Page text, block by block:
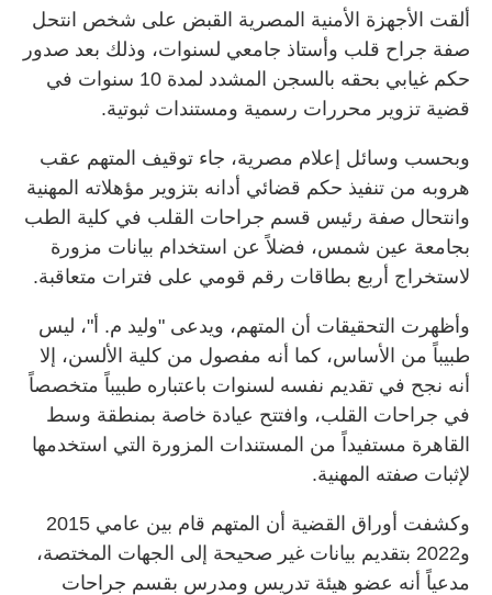
ألقت الأجهزة الأمنية المصرية القبض على شخص انتحل
صفة جراح قلب وأستاذ جامعي لسنوات، وذلك بعد صدور
حكم غيابي بحقه بالسجن المشدد لمدة 10 سنوات في
قضية تزوير محررات رسمية ومستندات ثبوتية.
وبحسب وسائل إعلام مصرية، جاء توقيف المتهم عقب
هروبه من تنفيذ حكم قضائي أدانه بتزوير مؤهلاته المهنية
وانتحال صفة رئيس قسم جراحات القلب في كلية الطب
بجامعة عين شمس، فضلاً عن استخدام بيانات مزورة
لاستخراج أربع بطاقات رقم قومي على فترات متعاقبة.
وأظهرت التحقيقات أن المتهم، ويدعى "وليد م. أ"، ليس
طبيباً من الأساس، كما أنه مفصول من كلية الألسن، إلا
أنه نجح في تقديم نفسه لسنوات باعتباره طبيباً متخصصاً
في جراحات القلب، وافتتح عيادة خاصة بمنطقة وسط
القاهرة مستفيداً من المستندات المزورة التي استخدمها
لإثبات صفته المهنية.
وكشفت أوراق القضية أن المتهم قام بين عامي 2015
و2022 بتقديم بيانات غير صحيحة إلى الجهات المختصة،
مدعياً أنه عضو هيئة تدريس ومدرس بقسم جراحات